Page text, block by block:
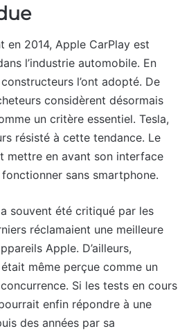
en 2014, Apple CarPlay est
l’industrie automobile. En
l’ont adopté. De
considèrent désormais
un critère essentiel. Tesla,
résisté à cette tendance. Le
mettre en avant son interface
sans smartphone.
souvent été critiqué par les
réclamaient une meilleure
Apple. D’ailleurs,
était même perçue comme un
Si les tests en cours
enfin répondre à une
des années par sa